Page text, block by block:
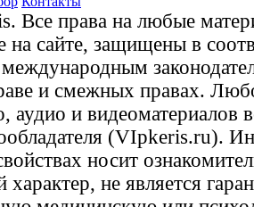
Все права на любые
на сайте, защищены в
и смежных правах.
аудио и видеоматериалов
(VIpkeris.ru).
носит
характер, не является